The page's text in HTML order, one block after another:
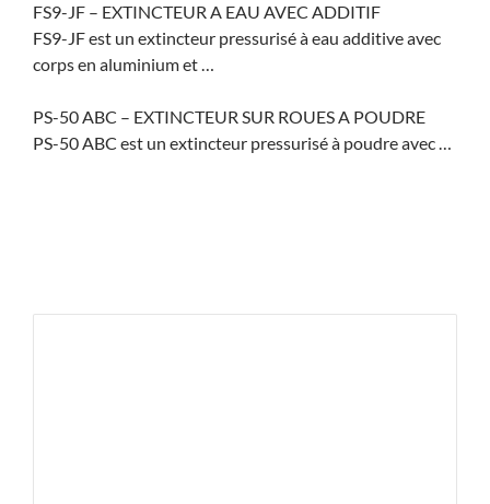
FS9-JF – EXTINCTEUR A EAU AVEC ADDITIF
FS9-JF est un extincteur pressurisé à eau additive avec
corps en aluminium et …
PS-50 ABC – EXTINCTEUR SUR ROUES A POUDRE
PS-50 ABC est un extincteur pressurisé à poudre avec …